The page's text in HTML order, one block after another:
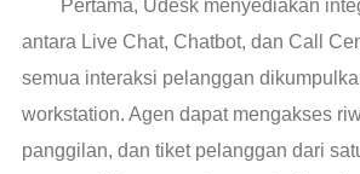
Pertama, Udesk menyediakan
antara Live Chat, Chatbot, dan Call
semua interaksi pelanggan
workstation. Agen dapat mengakses
panggilan, dan tiket pelanggan dari